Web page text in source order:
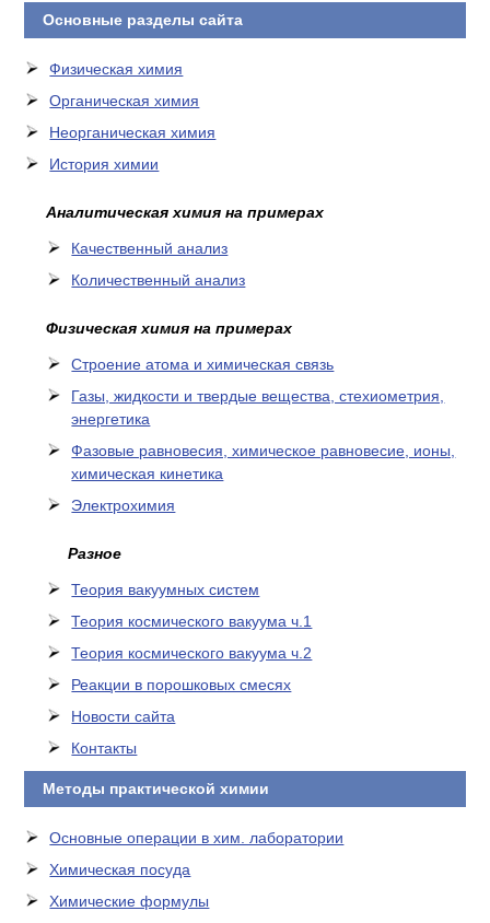
Основные разделы сайта
Физическая химия
Органическая химия
Неорганическая химия
История химии
Аналитическая химия на примерах
Качественный анализ
Количественный анализ
Физическая химия на примерах
Cтроение атома и химическая связь
Газы, жидкости и твердые вещества, стехиометрия,
энергетика
Фазовые равновесия, химическое равновесие, ионы,
химическая кинетика
Электрохимия
Разное
Теория вакуумных систем
Теория космического вакуума ч.1
Теория космического вакуума ч.2
Реакции в порошковых смесях
Новости сайта
Контакты
Методы практической химии
Основные операции в хим. лаборатории
Химическая посуда
Химические формулы